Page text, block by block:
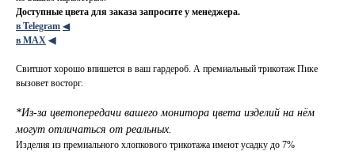
Доступные цвета для заказа запросите у менеджера.
в Telegram ◀
в МАХ ◀
Свитшот хорошо впишется в ваш гардероб. А премиальный трикотаж Пике
вызовет восторг.
*Из-за цветопередачи вашего монитора цвета изделий на нём
могут отличаться от реальных.
Изделия из премиального хлопкового трикотажа имеют усадку до 7%